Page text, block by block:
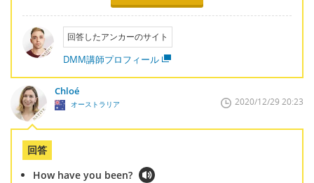
回答したアンカーのサイト
DMM講師プロフィール
Chloé
オーストラリア 2020/12/29 20:23
回答
How have you been?